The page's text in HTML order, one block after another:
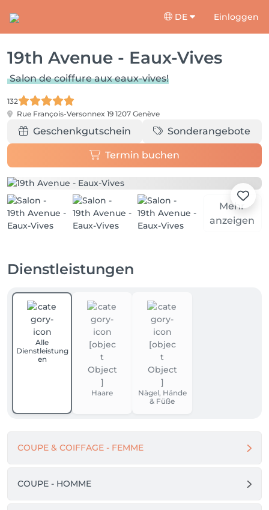
DE Einloggen
19th Avenue - Eaux-Vives
Salon de coiffure aux eaux-vives!
132
Rue François-Versonnex 19 1207 Genève
Geschenkgutschein Sonderangebote
Termin buchen
Mehr
anzeigen
Dienstleistungen
Alle
Dienstleistung
en
Haare
Nägel, Hände
& Füße
COUPE & COIFFAGE - FEMME
COUPE - HOMME